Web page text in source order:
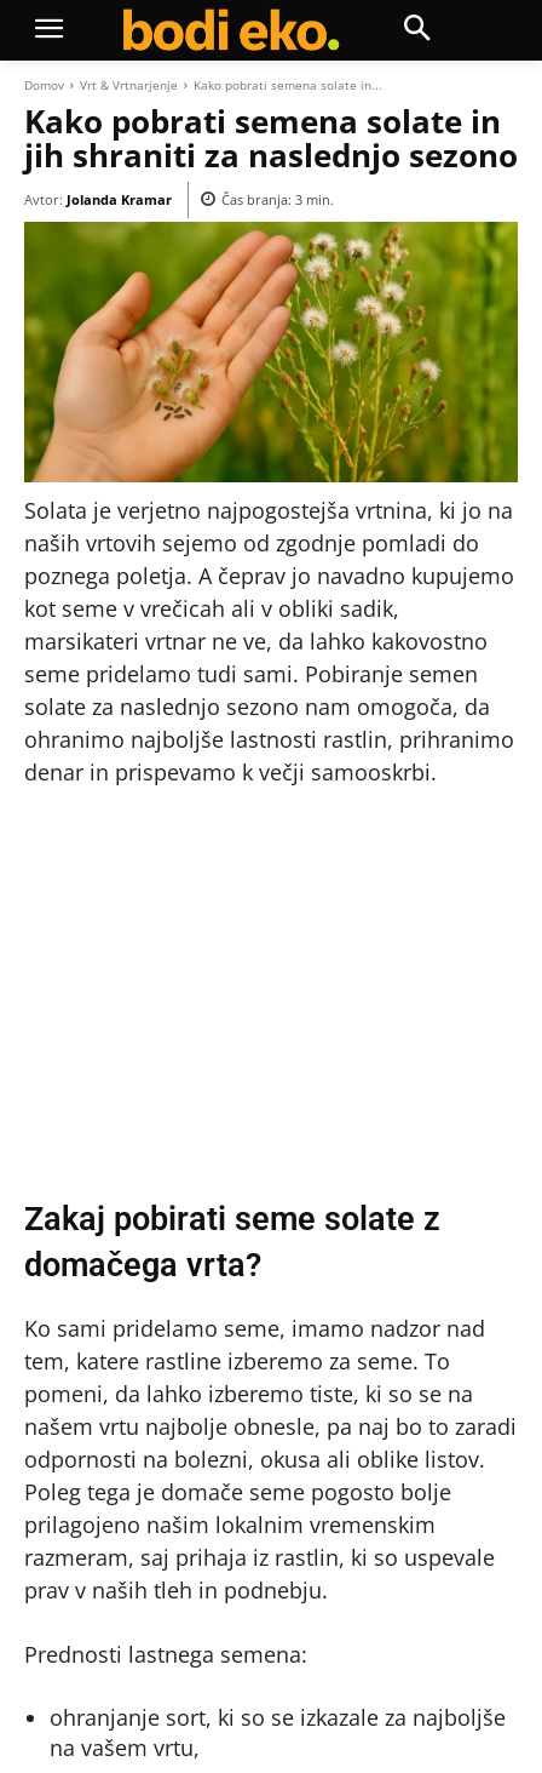
Domov Vrt & Vrtnarjenje Kako pobrati semena solate in...
Kako pobrati semena solate in
jih shraniti za naslednjo sezono
Avtor: Jolanda Kramar Čas branja: 3 min.
Solata je verjetno najpogostejša vrtnina, ki jo na
naših vrtovih sejemo od zgodnje pomladi do
poznega poletja. A čeprav jo navadno kupujemo
kot seme v vrečicah ali v obliki sadik,
marsikateri vrtnar ne ve, da lahko kakovostno
seme pridelamo tudi sami. Pobiranje semen
solate za naslednjo sezono nam omogoča, da
ohranimo najboljše lastnosti rastlin, prihranimo
denar in prispevamo k večji samooskrbi.
Zakaj pobirati seme solate z
domačega vrta?
Ko sami pridelamo seme, imamo nadzor nad
tem, katere rastline izberemo za seme. To
pomeni, da lahko izberemo tiste, ki so se na
našem vrtu najbolje obnesle, pa naj bo to zaradi
odpornosti na bolezni, okusa ali oblike listov.
Poleg tega je domače seme pogosto bolje
prilagojeno našim lokalnim vremenskim
razmeram, saj prihaja iz rastlin, ki so uspevale
prav v naših tleh in podnebju.
Prednosti lastnega semena:
ohranjanje sort, ki so se izkazale za najboljše
na vašem vrtu,